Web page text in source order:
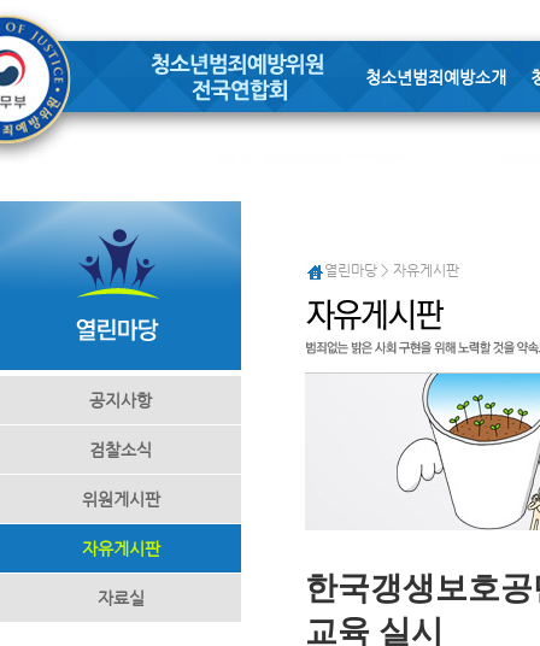
청소년범죄예방소개
공지사항
검찰소식
위원게시판
자유게시판
자료실
열린마당 > 자유게시판
한국갱생보호
교육 실시